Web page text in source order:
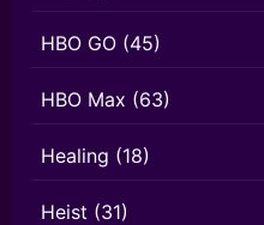
HBO GO (45)
HBO Max (63)
Healing (18)
Heist (31)